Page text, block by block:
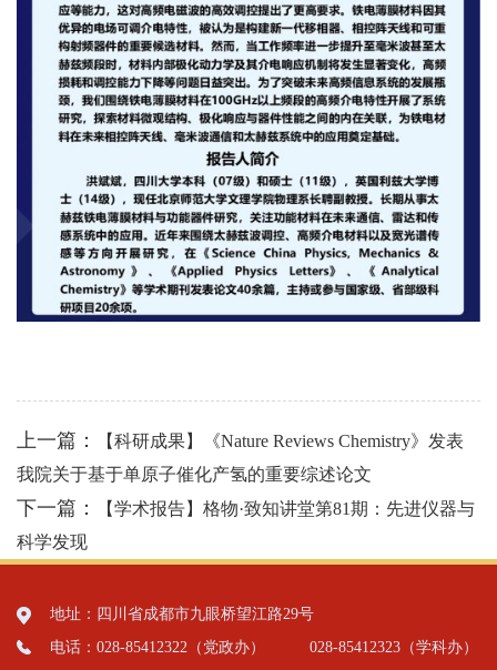
上一篇：
【科研成果】《Nature Reviews Chemistry》发表
我院关于基于单原子催化产氢的重要综述论文
下一篇：
【学术报告】格物·致知讲堂第81期：先进仪器与
科学发现
地址：四川省成都市九眼桥望江路29号
电话：028-85412322（党政办）
028-85412323（学科办）